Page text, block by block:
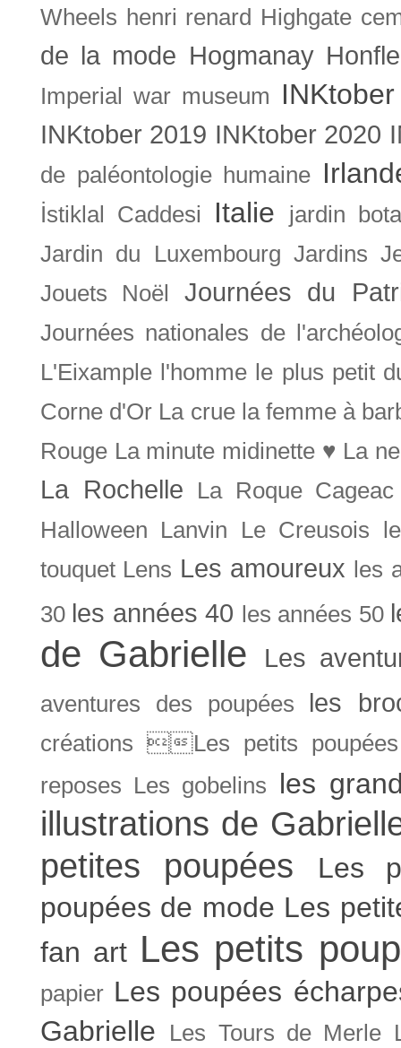
Wheels henri renard Highgate
de la mode Hogmanay
Imperial war museum INKtober
INKtober 2019 INKtober 2020
de paléontologie humaine
İstiklal Caddesi Italie
jardin
Jardin du Luxembourg Jardins
Jouets Noël
Journées du
Journées nationales de
L'Eixample l'homme le plus petit
Corne d'Or La crue la femme à
Rouge La minute midinette ♥ La
La Rochelle
La Roque Cageac
Halloween
Lanvin Le Creusois
touquet Lens Les amoureux les
30 les années 40 les années 50
de Gabrielle Les
aventures des poupées les
créations Les petits
reposes Les gobelins les
illustrations de
petites poupées
Les
poupées de mode Les
fan art Les petits
papier Les poupées
Gabrielle
Les Tours de Merle